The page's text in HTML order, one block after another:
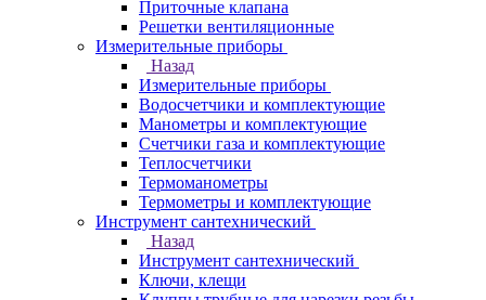
Приточные клапана
Решетки вентиляционные
Измерительные приборы
Назад
Измерительные приборы
Водосчетчики и комплектующие
Манометры и комплектующие
Счетчики газа и комплектующие
Теплосчетчики
Термоманометры
Термометры и комплектующие
Инструмент сантехнический
Назад
Инструмент сантехнический
Ключи, клещи